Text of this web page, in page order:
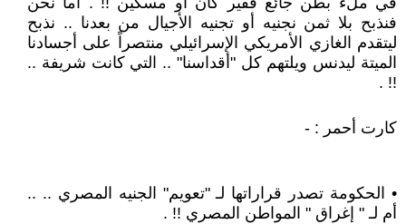
فنذبح بلا ثمن نجنيه أو تجنيه الأجيال من بعدنا .. نذبح
ليتقدم الغازي الأمريكي الإسرائيلي منتصراً على أجسادنا
الميتة ليدنس ويلتهم كل "أقداسنا" .. التي كانت شريفة ..
!! .
كارت أحمر : -
• الحكومة تصدر قراراتها لـ "تعويم" الجنيه المصري .. ..
أم لـ " إغراق " المواطن المصري !! .